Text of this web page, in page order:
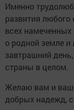
Именно
развития
всех намеченных
о родной земле
завтрашний
страны в целом.
Желаю вам и
добрых надежд,